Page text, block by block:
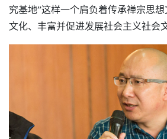
究基地”这样一个肩负着传承禅宗思
文化、丰富并促进发展社会主义社会